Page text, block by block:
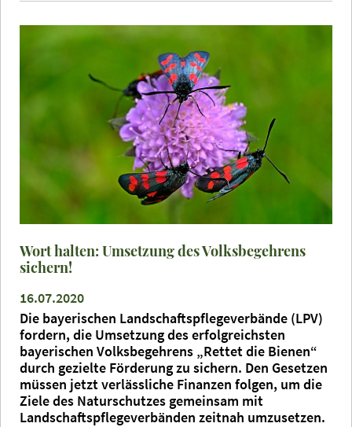
Wort halten: Umsetzung des Volksbegehrens
sichern!
16.07.2020
Die bayerischen Landschaftspflegeverbände (LPV)
fordern, die Umsetzung des erfolgreichsten
bayerischen Volksbegehrens „Rettet die Bienen“
durch gezielte Förderung zu sichern. Den Gesetzen
müssen jetzt verlässliche Finanzen folgen, um die
Ziele des Naturschutzes gemeinsam mit
Landschaftspflegeverbänden zeitnah umzusetzen.